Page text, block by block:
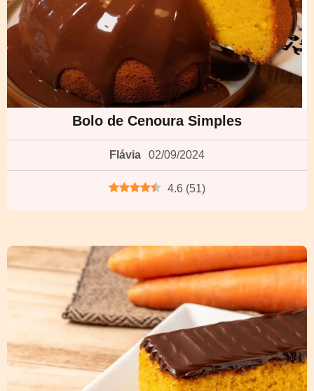
Bolo de Cenoura Simples
Flávia 02/09/2024
4.6 (51)